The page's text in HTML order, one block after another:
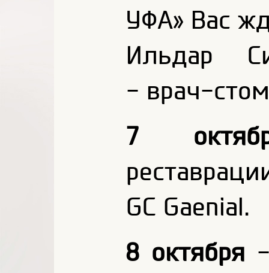
УФА» Вас
Ильдар
- врач-
7
GC Gaenial.
8 октября